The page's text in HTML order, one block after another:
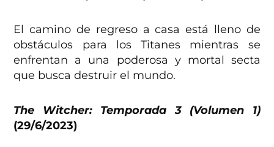
El camino de regreso a casa está lleno de
obstáculos para los Titanes mientras se
enfrentan a una poderosa y mortal secta
que busca destruir el mundo.
The Witcher: Temporada 3 (Volumen 1)
(29/6/2023)